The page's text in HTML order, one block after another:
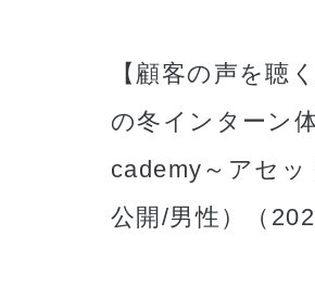
【顧客の声を聴
の冬インターン
cademy～アセ
公開/男性）（